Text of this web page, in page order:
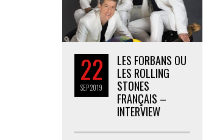
22
SEP2019
LES FORBANS OU
LES ROLLING
STONES
FRANÇAIS –
INTERVIEW